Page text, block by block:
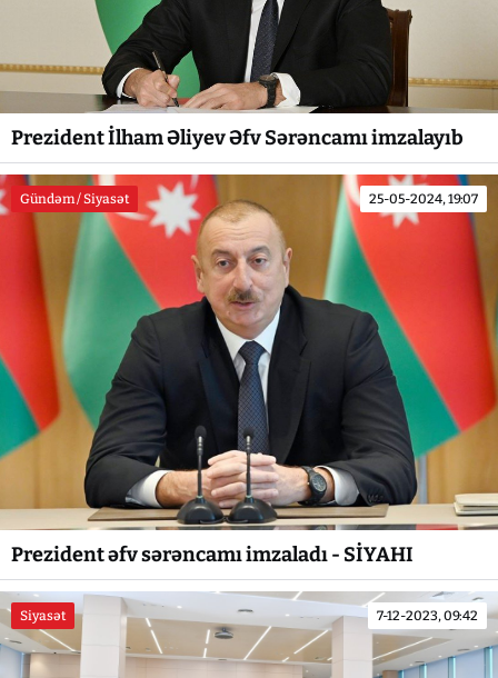
Prezident İlham Əliyev Əfv Sərəncamı imzalayıb
Gündəm / Siyasət 25-05-2024, 19:07
Prezident əfv sərəncamı imzaladı - SİYAHI
Siyasət 7-12-2023, 09:42